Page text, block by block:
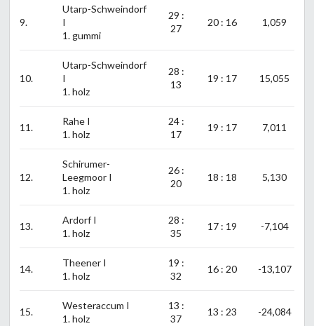
9.
Utarp-Schweindorf
I
1. gummi
29 :
27
20 : 16 1,059
10.
Utarp-Schweindorf
I
1. holz
28 :
13
19 : 17 15,055
11.
Rahe I
1. holz
24 :
17
19 : 17 7,011
12.
Schirumer-
Leegmoor I
1. holz
26 :
20
18 : 18 5,130
13.
Ardorf I
1. holz
28 :
35
17 : 19 -7,104
14.
Theener I
1. holz
19 :
32
16 : 20 -13,107
15.
Westeraccum I
1. holz
13 :
37
13 : 23 -24,084